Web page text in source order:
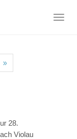
»
28.
Violau